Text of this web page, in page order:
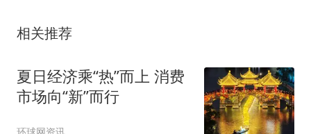
相关推荐
夏日经济乘“热”而上 消费
市场向“新”而行
环球网资讯